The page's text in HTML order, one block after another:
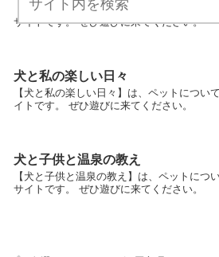
【犬と暮らす幸せな日々】は、ペットにつ
サイトです。 ぜひ遊びに来てください。
犬と私の楽しい日々
【犬と私の楽しい日々】は、ペットについ
イトです。 ぜひ遊びに来てください。
犬と子供と温泉の教え
【犬と子供と温泉の教え】は、ペットにつ
サイトです。 ぜひ遊びに来てください。